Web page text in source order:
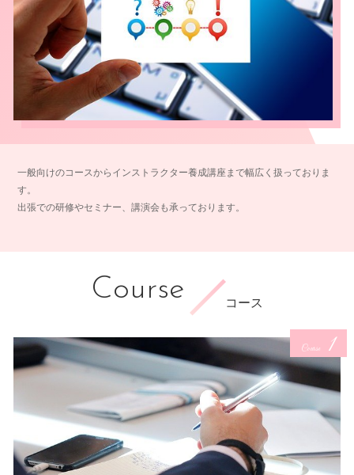
一般向けのコースからインストラクター養成講座まで幅広く扱っておりま
す。
出張での研修やセミナー、講演会も承っております。
Course コース
Course 1